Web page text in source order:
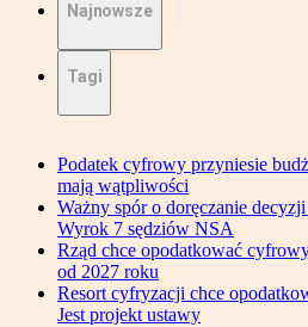
Najnowsze
Tagi
Podatek cyfrowy przyniesie
mają wątpliwości
Ważny spór o doręczanie
Wyrok 7 sędziów NSA
Rząd chce opodatkować
od 2027 roku
Resort cyfryzacji chce
Jest projekt ustawy